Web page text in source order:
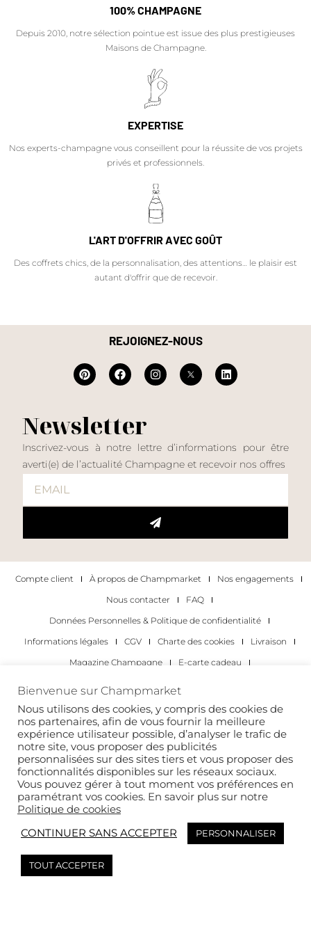
100% CHAMPAGNE
Depuis 2010, notre sélection pointue est issue des plus prestigieuses
Maisons de Champagne.
EXPERTISE
Nos experts-champagne vous conseillent pour la réussite de vos projets
privés et professionnels.
L'ART D'OFFRIR AVEC GOÛT
Des coffrets chics, de la personnalisation, des attentions… le plaisir est
autant d'offrir que de recevoir.
REJOIGNEZ-NOUS
Newsletter
Inscrivez-vous à notre lettre d’informations pour être
averti(e) de l’actualité Champagne et recevoir nos offres
Compte client À propos de Champmarket
Nos engagements
Nous contacter
FAQ
Données Personnelles & Politique de confidentialité
Informations légales
CGV Charte des cookies
Livraison
Magazine Champagne
E-carte cadeau
Les occasions pour déguster du champagne
Pour les particuliers
Pour les entreprises
Copyright 2022 © tous droits réservés. Champmarket.
Bienvenue sur Champmarket
Nous utilisons des cookies, y compris des cookies de
nos partenaires, afin de vous fournir la meilleure
expérience utilisateur possible, d’analyser le trafic de
notre site, vous proposer des publicités
personnalisées sur des sites tiers et vous proposer des
fonctionnalités disponibles sur les réseaux sociaux.
Vous pouvez gérer à tout moment vos préférences en
paramétrant vos cookies. En savoir plus sur notre
Politique de cookies
CONTINUER SANS ACCEPTER
PERSONNALISER
TOUT ACCEPTER